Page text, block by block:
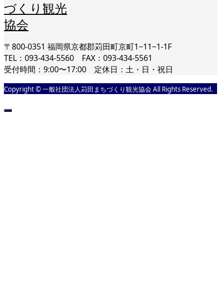
〒800-0351 福岡県京都郡苅田町京町1−11−1-1F
TEL：093-434-5560 FAX：093-434-5561
受付時間：9:00〜17:00 定休日：土・日・祝日
Copyright © 一般社団法人苅田まちづくり観光協会 All Rights Reserved.